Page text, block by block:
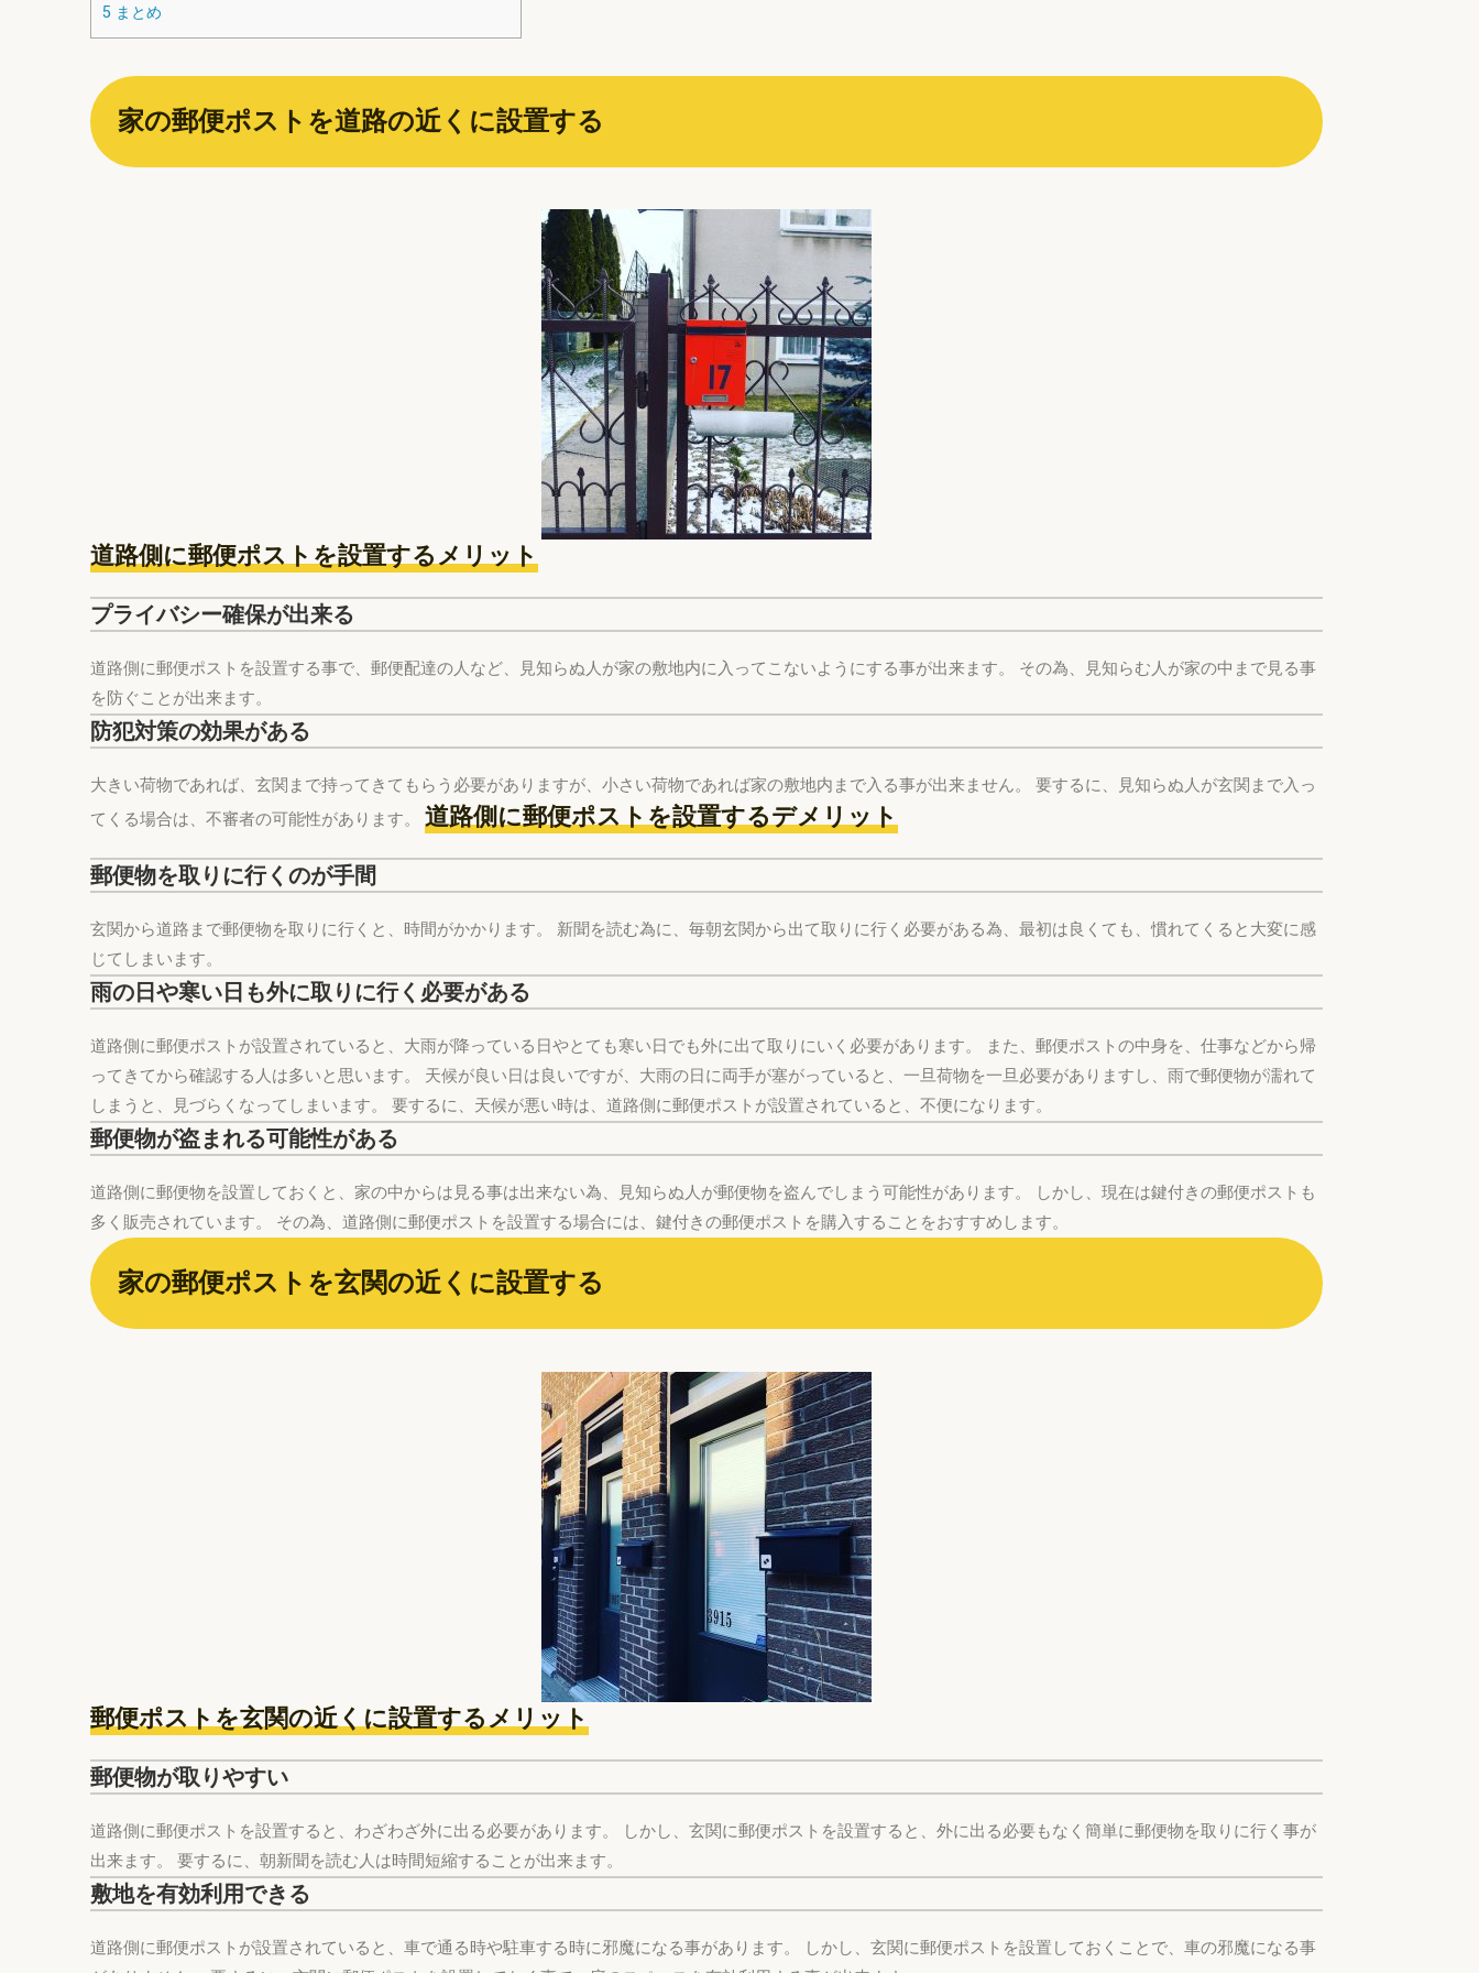
5 まとめ
家の郵便ポストを道路の近くに設置する
道路側に郵便ポストを設置するメリット
プライバシー確保が出来る
道路側に郵便ポストを設置する事で、郵便配達の人など、見知らぬ人が家の敷地内に入ってこないようにする事が出来ます。 その為、見知らむ人が家の中まで見る事
を防ぐことが出来ます。
防犯対策の効果がある
大きい荷物であれば、玄関まで持ってきてもらう必要がありますが、小さい荷物であれば家の敷地内まで入る事が出来ません。 要するに、見知らぬ人が玄関まで入っ
てくる場合は、不審者の可能性があります。 道路側に郵便ポストを設置するデメリット
郵便物を取りに行くのが手間
玄関から道路まで郵便物を取りに行くと、時間がかかります。 新聞を読む為に、毎朝玄関から出て取りに行く必要がある為、最初は良くても、慣れてくると大変に感
じてしまいます。
雨の日や寒い日も外に取りに行く必要がある
道路側に郵便ポストが設置されていると、大雨が降っている日やとても寒い日でも外に出て取りにいく必要があります。 また、郵便ポストの中身を、仕事などから帰
ってきてから確認する人は多いと思います。 天候が良い日は良いですが、大雨の日に両手が塞がっていると、一旦荷物を一旦必要がありますし、雨で郵便物が濡れて
しまうと、見づらくなってしまいます。 要するに、天候が悪い時は、道路側に郵便ポストが設置されていると、不便になります。
郵便物が盗まれる可能性がある
道路側に郵便物を設置しておくと、家の中からは見る事は出来ない為、見知らぬ人が郵便物を盗んでしまう可能性があります。 しかし、現在は鍵付きの郵便ポストも
多く販売されています。 その為、道路側に郵便ポストを設置する場合には、鍵付きの郵便ポストを購入することをおすすめします。
家の郵便ポストを玄関の近くに設置する
郵便ポストを玄関の近くに設置するメリット
郵便物が取りやすい
道路側に郵便ポストを設置すると、わざわざ外に出る必要があります。 しかし、玄関に郵便ポストを設置すると、外に出る必要もなく簡単に郵便物を取りに行く事が
出来ます。 要するに、朝新聞を読む人は時間短縮することが出来ます。
敷地を有効利用できる
道路側に郵便ポストが設置されていると、車で通る時や駐車する時に邪魔になる事があります。 しかし、玄関に郵便ポストを設置しておくことで、車の邪魔になる事